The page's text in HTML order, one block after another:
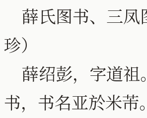
薛氏图书、三凤
珍）
薛绍彭，字道祖
书，书名亚於米